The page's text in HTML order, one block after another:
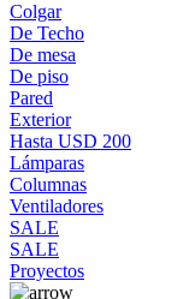
Colgar
De Techo
De mesa
De piso
Pared
Exterior
Hasta USD 200
Lámparas
Columnas
Ventiladores
SALE
SALE
Proyectos